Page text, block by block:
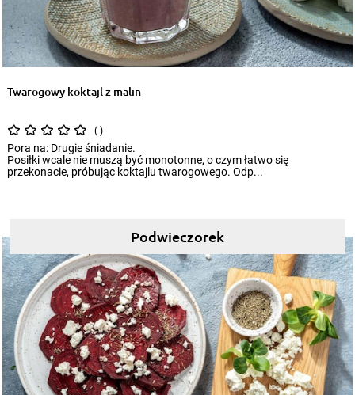
Twarogowy koktajl z malin
(-)
Pora na: Drugie śniadanie.
Posiłki wcale nie muszą być monotonne, o czym łatwo się
przekonacie, próbując koktajlu twarogowego. Odp...
Podwieczorek